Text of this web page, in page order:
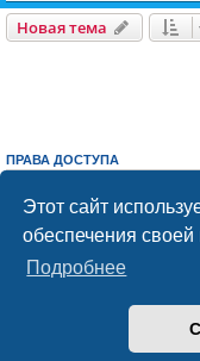
Этот сайт
обеспечения своей
Подробнее
Новая тема
ПРАВА ДОСТУПА
Выне можетеотвечать на
Выне можетередактировать
Выне можетеудалять свои
добавлять
Создано на